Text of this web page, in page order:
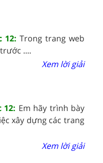
12:Trong trang web
....
Xem lời giải
12: Em hãy trình bày
xây dựng các trang
Xem lời giải